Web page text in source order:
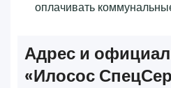
оплачивать
Адрес и
«‎Илосос